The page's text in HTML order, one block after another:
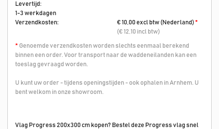
Levertijd:
1-3 werkdagen
Verzendkosten:
€ 10,00 excl btw (Nederland)*
(€ 12,10 incl btw)
* Genoemde verzendkosten worden slechts eenmaal berekend
binnen een order. Voor transport naar de waddeneilanden kan een
toeslag gevraagd worden.
U kunt uw order - tijdens openingstijden - ook ophalen in Arnhem. U
bent welkom in onze showroom.
Vlag Progress 200x300 cm kopen? Bestel deze Progress vlag snel